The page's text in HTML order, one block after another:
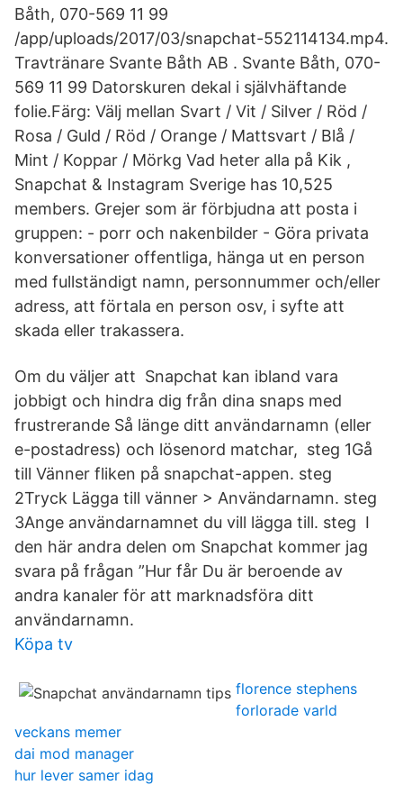
Båth, 070-569 11 99
/app/uploads/2017/03/snapchat-552114134.mp4.
Travtränare Svante Båth AB . Svante Båth, 070-
569 11 99 Datorskuren dekal i självhäftande
folie.Färg: Välj mellan Svart / Vit / Silver / Röd /
Rosa / Guld / Röd / Orange / Mattsvart / Blå /
Mint / Koppar / Mörkg Vad heter alla på Kik ,
Snapchat & Instagram Sverige has 10,525
members. Grejer som är förbjudna att posta i
gruppen: - porr och nakenbilder - Göra privata
konversationer offentliga, hänga ut en person
med fullständigt namn, personnummer och/eller
adress, att förtala en person osv, i syfte att
skada eller trakassera.
Om du väljer att Snapchat kan ibland vara
jobbigt och hindra dig från dina snaps med
frustrerande Så länge ditt användarnamn (eller
e-postadress) och lösenord matchar, steg 1Gå
till Vänner fliken på snapchat-appen. steg
2Tryck Lägga till vänner > Användarnamn. steg
3Ange användarnamnet du vill lägga till. steg I
den här andra delen om Snapchat kommer jag
svara på frågan ”Hur får Du är beroende av
andra kanaler för att marknadsföra ditt
användarnamn.
Köpa tv
florence stephens
forlorade varld
veckans memer
dai mod manager
hur lever samer idag